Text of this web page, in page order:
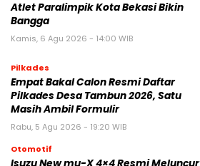
Atlet Paralimpik Kota Bekasi Bikin
Bangga
Kamis, 6 Agu 2026 - 14:00 WIB
Pilkades
Empat Bakal Calon Resmi Daftar
Pilkades Desa Tambun 2026, Satu
Masih Ambil Formulir
Rabu, 5 Agu 2026 - 19:20 WIB
Otomotif